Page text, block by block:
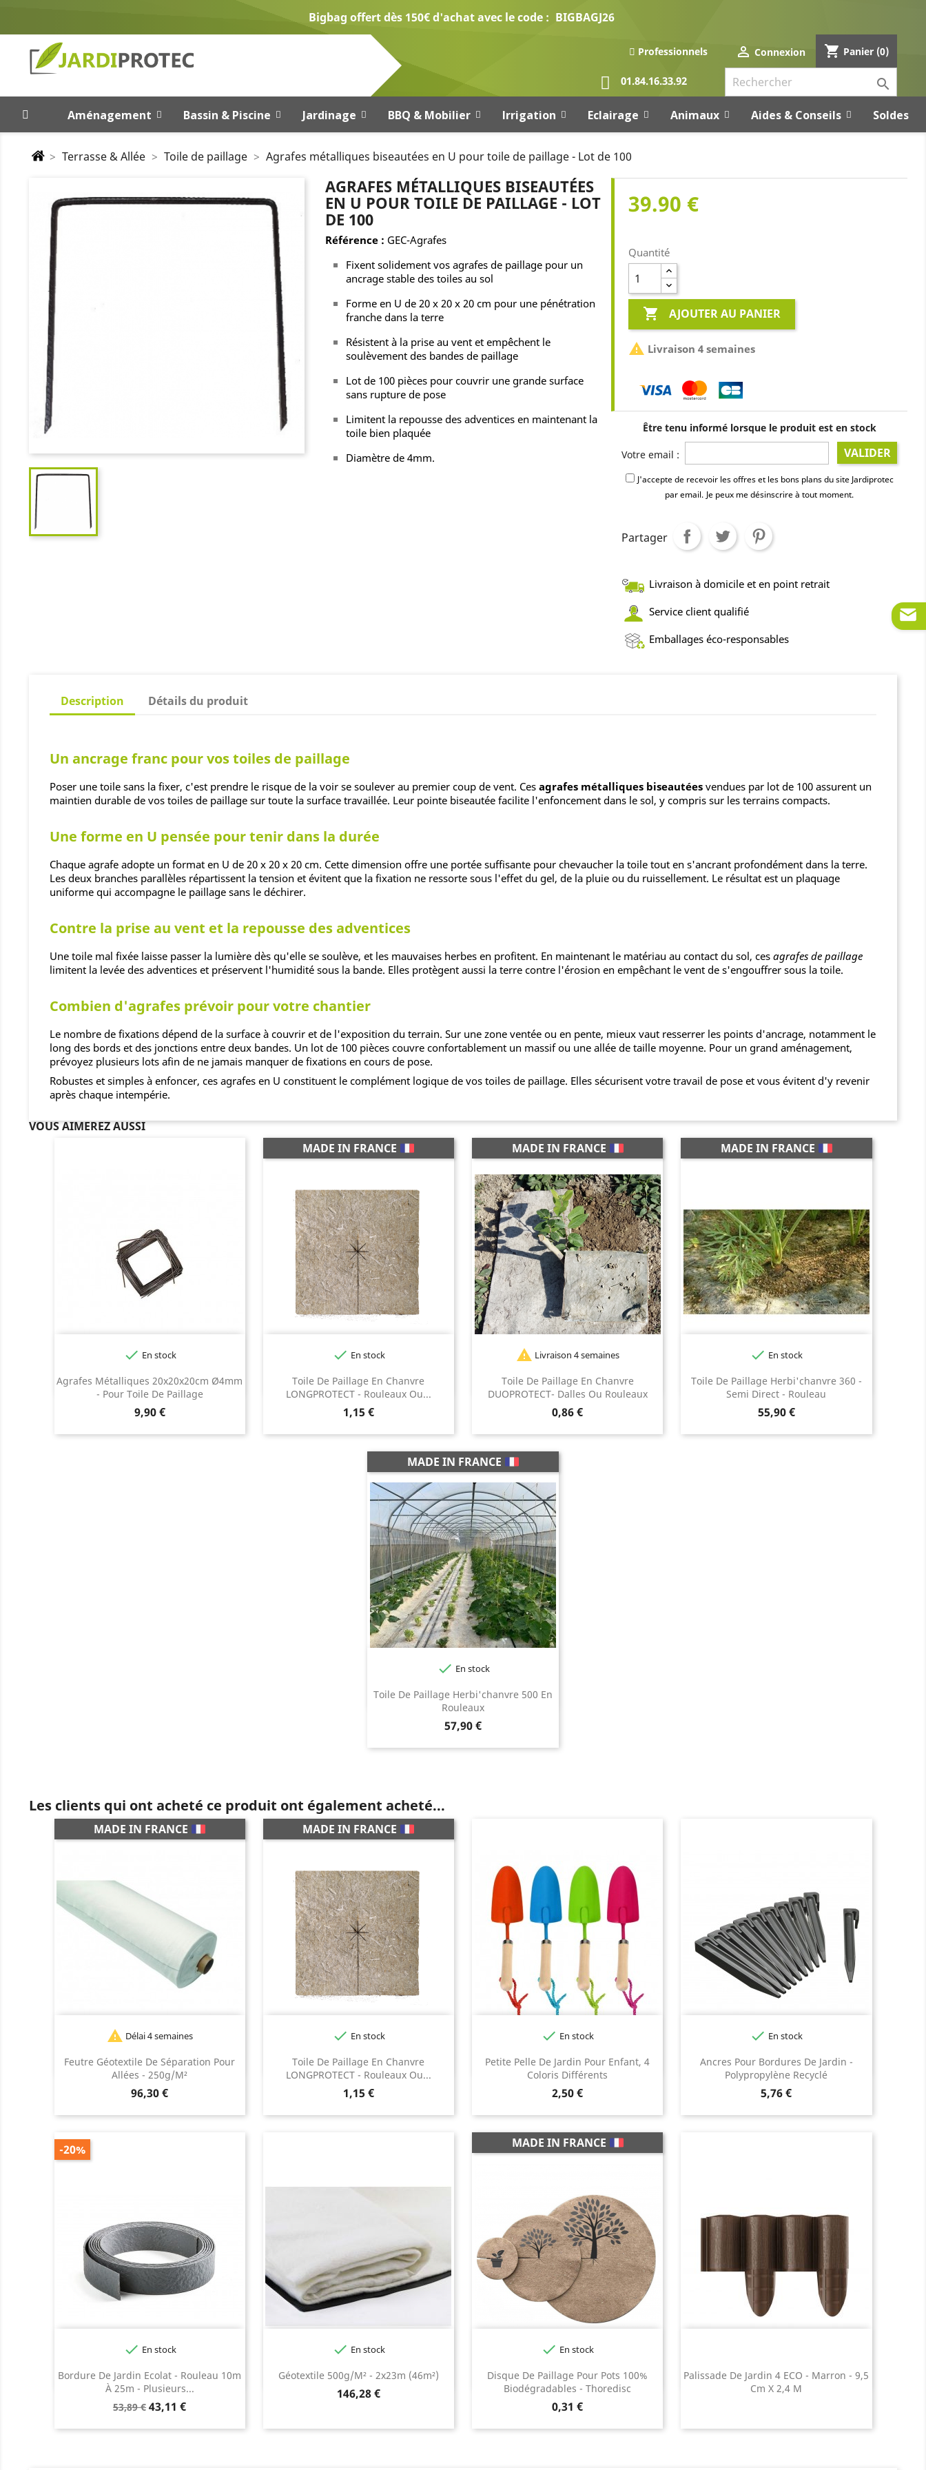
Bigbag offert dès 150€ d'achat avec le code : BIGBAGJ26
Professionnels  Connexion shopping_cart Panier (0)
01.84.16.33.92 
Aménagement Bassin & Piscine Jardinage BBQ & Mobilier Irrigation Eclairage Animaux Aides & Conseils Soldes
Terrasse & Allée Toile de paillage Agrafes métalliques biseautées en U pour toile de paillage - Lot de 100
AGRAFES MÉTALLIQUES BISEAUTÉES
EN U POUR TOILE DE PAILLAGE - LOT
DE 100
Référence : GEC-Agrafes
Fixent solidement vos agrafes de paillage pour un
ancrage stable des toiles au sol
Forme en U de 20 x 20 x 20 cm pour une pénétration
franche dans la terre
Résistent à la prise au vent et empêchent le
soulèvement des bandes de paillage
Lot de 100 pièces pour couvrir une grande surface
sans rupture de pose
Limitent la repousse des adventices en maintenant la
toile bien plaquée
Diamètre de 4mm.
39.90 €
Quantité
 AJOUTER AU PANIER
 Livraison 4 semaines
Être tenu informé lorsque le produit est en stock
Votre email : VALIDER
J'accepte de recevoir les offres et les bons plans du site Jardiprotec
par email. Je peux me désinscrire à tout moment.
Partager
Livraison à domicile et en point retrait
Service client qualifié
Emballages éco-responsables
Description Détails du produit
Un ancrage franc pour vos toiles de paillage
Poser une toile sans la fixer, c'est prendre le risque de la voir se soulever au premier coup de vent. Ces agrafes métalliques biseautéesvendues par lot de 100 assurent un
maintien durable de vos toiles de paillage sur toute la surface travaillée. Leur pointe biseautée facilite l'enfoncement dans le sol, y compris sur les terrains compacts.
Une forme en U pensée pour tenir dans la durée
Chaque agrafe adopte un format en U de 20 x 20 x 20 cm. Cette dimension offre une portée suffisante pour chevaucher la toile tout en s'ancrant profondément dans la terre.
Les deux branches parallèles répartissent la tension et évitent que la fixation ne ressorte sous l'effet du gel, de la pluie ou du ruissellement. Le résultat est un plaquage
uniforme qui accompagne le paillage sans le déchirer.
Contre la prise au vent et la repousse des adventices
Une toile mal fixée laisse passer la lumière dès qu'elle se soulève, et les mauvaises herbes en profitent. En maintenant le matériau au contact du sol, ces agrafes de paillage
limitent la levée des adventices et préservent l'humidité sous la bande. Elles protègent aussi la terre contre l'érosion en empêchant le vent de s'engouffrer sous la toile.
Combien d'agrafes prévoir pour votre chantier
Le nombre de fixations dépend de la surface à couvrir et de l'exposition du terrain. Sur une zone ventée ou en pente, mieux vaut resserrer les points d'ancrage, notamment le
long des bords et des jonctions entre deux bandes. Un lot de 100 pièces couvre confortablement un massif ou une allée de taille moyenne. Pour un grand aménagement,
prévoyez plusieurs lots afin de ne jamais manquer de fixations en cours de pose.
Robustes et simples à enfoncer, ces agrafes en U constituent le complément logique de vos toiles de paillage. Elles sécurisent votre travail de pose et vous évitent d'y revenir
après chaque intempérie.
VOUS AIMEREZ AUSSI
Agrafes Métalliques 20x20x20cm Ø4mm
- Pour Toile De Paillage
Prix
9,90 €
 En stock
Toile De Paillage En Chanvre
LONGPROTECT - Rouleaux Ou...
Prix
1,15 €
MADE IN FRANCE
 En stock
Toile De Paillage En Chanvre
DUOPROTECT- Dalles Ou Rouleaux
Prix
0,86 €
MADE IN FRANCE
 Livraison 4 semaines
Toile De Paillage Herbi'chanvre 360 -
Semi Direct - Rouleau
Prix
55,90 €
MADE IN FRANCE
 En stock
Toile De Paillage Herbi'chanvre 500 En
Rouleaux
Prix
57,90 €
MADE IN FRANCE
 En stock
Les clients qui ont acheté ce produit ont également acheté...
Feutre Géotextile De Séparation Pour
Allées - 250g/m²
Prix
96,30 €
MADE IN FRANCE
 Délai 4 semaines
Toile De Paillage En Chanvre
LONGPROTECT - Rouleaux Ou...
Prix
1,15 €
MADE IN FRANCE
 En stock
Petite Pelle De Jardin Pour Enfant, 4
Coloris Différents
Prix
2,50 €
 En stock
Bleu Orange Rose Vert
Ancres Pour Bordures De Jardin -
Polypropylène Recyclé
Prix
5,76 €
 En stock
Gris Taupe
Bordure De Jardin Ecolat - Rouleau 10m
À 25m - Plusieurs...
Prix
base
53,89 € Prix
43,11 €
-20%
 En stock
Noir Gris Géotextile 500g/m² - 2x23m (46m²)
Prix
146,28 €
 En stock
Disque De Paillage Pour Pots 100%
Biodégradables - Thoredisc
Prix
0,31 €
MADE IN FRANCE
 En stock
Palissade De Jardin 4 ECO - Marron - 9,5
Cm X 2,4 M